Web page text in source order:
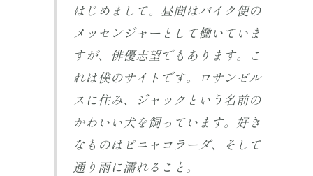
はじめまして。昼間はバイク便の
メッセンジャーとして働いていま
すが、俳優志望でもあります。こ
れは僕のサイトです。ロサンゼル
スに住み、ジャックという名前の
かわいい犬を飼っています。好き
なものはピニャコラーダ、そして
通り雨に濡れること。